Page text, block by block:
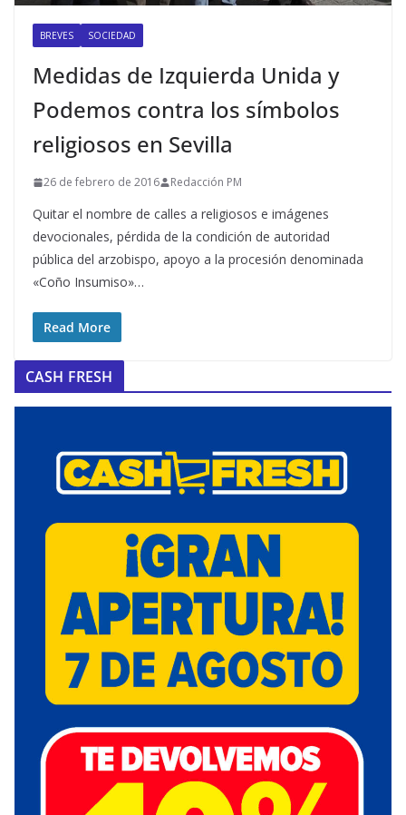
BREVES SOCIEDAD
Medidas de Izquierda Unida y
Podemos contra los símbolos
religiosos en Sevilla
26 de febrero de 2016 Redacción PM
Quitar el nombre de calles a religiosos e imágenes
devocionales, pérdida de la condición de autoridad
pública del arzobispo, apoyo a la procesión denominada
«Coño Insumiso»…
Read More
CASH FRESH